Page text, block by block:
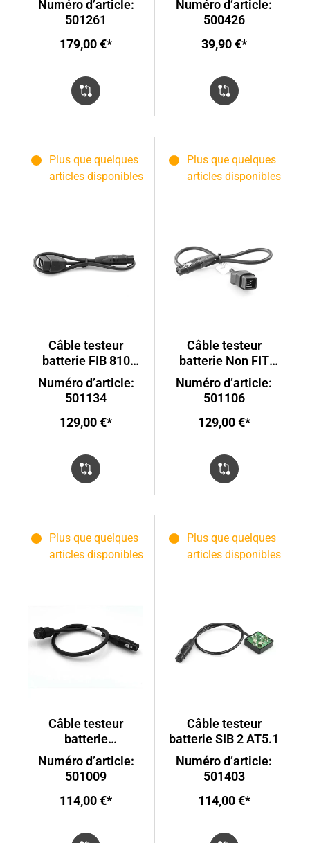
Numéro d’article:
501261
179,00 €*
Shimano
Numéro d’article:
500426
39,90 €*
Plus que quelques
articles disponibles
Câble testeur
batterie FIB 810
AT4.1
Numéro d’article:
501134
129,00 €*
Plus que quelques
articles disponibles
Câble testeur
batterie Non FIT
AT2.1
Numéro d’article:
501106
129,00 €*
Plus que quelques
articles disponibles
Câble testeur
batterie
Rosenberger AT3.1
Numéro d’article:
501009
114,00 €*
Plus que quelques
articles disponibles
Câble testeur
batterie SIB 2 AT5.1
Numéro d’article:
501403
114,00 €*